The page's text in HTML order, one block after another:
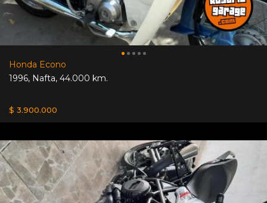
Honda Econo
1996, Nafta, 44.000 km.
$ 3.900.000